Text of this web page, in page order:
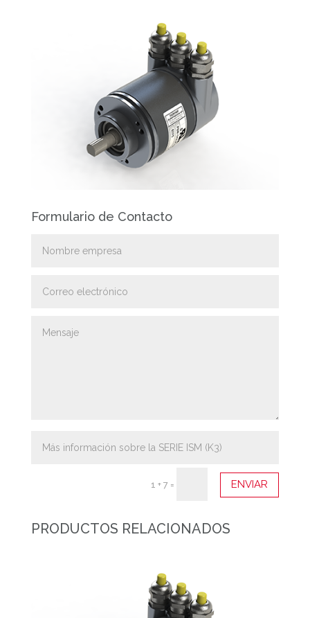
Formulario de Contacto
1 + 7 = ENVIAR
PRODUCTOS RELACIONADOS